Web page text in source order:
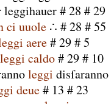
leggihauer#28 #29
ci uuole ∴ #28 #55
aere#29#5
leggi caldo#29# 10
leggi disſaranno
deue# 13 #23